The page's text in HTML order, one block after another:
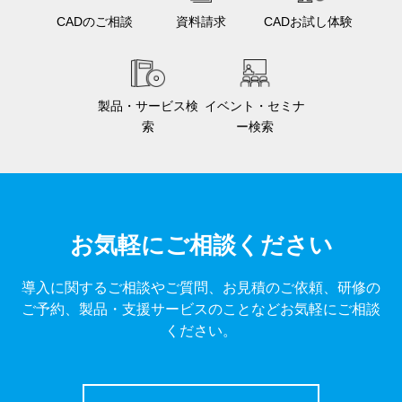
CADのご相談 資料請求 CADお試し体験
製品・サービス検
索
イベント・セミナ
ー検索
お気軽にご相談ください
導入に関するご相談やご質問、お見積のご依頼、研修の
ご予約、製品・支援サービスのことなどお気軽にご相談
ください。